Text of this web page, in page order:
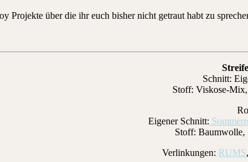
Projekte über die ihr euch bisher nicht getraut habt zu
Schnitt:
Stoff: Viskose-Mix,
Eigener Schnitt:
Stoff: Baumwolle,
Verlinkungen: RUMS,